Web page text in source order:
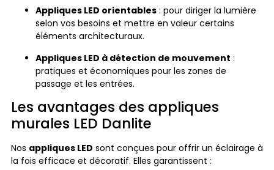
Appliques LED orientables: pour diriger la lumière
selon vos besoins et mettre en valeur certains
éléments architecturaux.
Appliques LED à détection de mouvement :
pratiques et économiques pour les zones de
passage et les entrées.
Les avantages des appliques
murales LED Danlite
Nos appliques LED sont conçues pour offrir un éclairage à
la fois efficace et décoratif. Elles garantissent :